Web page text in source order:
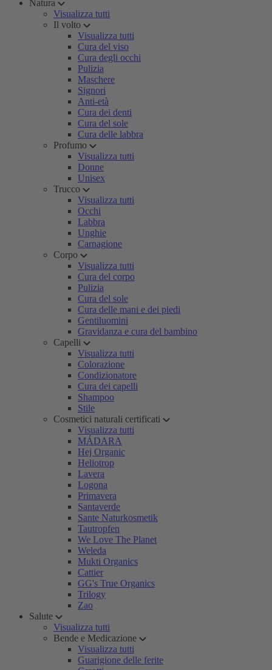
Natura
Visualizza tutti
Il volto
Visualizza tutti
Cura del viso
Cura degli occhi
Pulizia
Maschere
Signori
Anti-età
Cura dei denti
Cura del sole
Cura delle labbra
Profumo
Visualizza tutti
Donne
Unisex
Trucco
Visualizza tutti
Occhi
Labbra
Unghie
Carnagione
Corpo
Visualizza tutti
Cura del corpo
Pulizia
Cura del sole
Cura delle mani e dei piedi
Gentiluomini
Gravidanza e cura del bambino
Capelli
Visualizza tutti
Colorazione
Condizionatore
Cura dei capelli
Shampoo
Stile
Cosmetici naturali certificati
Visualizza tutti
MÁDARA
Hej Organic
Heliotrop
Lavera
Logona
Primavera
Santaverde
Sante Naturkosmetik
Tautropfen
We Love The Planet
Weleda
Mukti Organics
Cattier
GG's True Organics
Trilogy
Zao
Salute
Visualizza tutti
Bende e Medicazione
Visualizza tutti
Guarigione delle ferite